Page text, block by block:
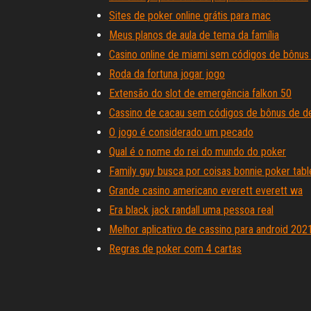
Sites de poker online grátis para mac
Meus planos de aula de tema da família
Casino online de miami sem códigos de
Roda da fortuna jogar jogo
Extensão do slot de emergência falkon 50
Cassino de cacau sem códigos de bônus de
O jogo é considerado um pecado
Qual é o nome do rei do mundo do poker
Family guy busca por coisas bonnie poker
Grande casino americano everett everett wa
Era black jack randall uma pessoa real
Melhor aplicativo de cassino para android 2021
Regras de poker com 4 cartas